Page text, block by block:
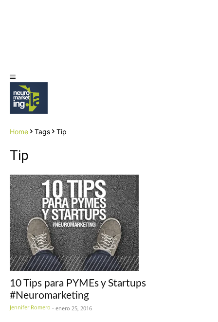
Home Tags Tip
Tip
10 Tips para PYMEs y Startups
#Neuromarketing
Jennifer Romero - enero 25, 2016